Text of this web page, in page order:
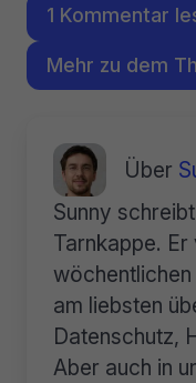
1 Kommentar
Mehr zu dem
Über
Sunny
Tarnkappe.
am liebsten
Datenschutz,
Aber auch in